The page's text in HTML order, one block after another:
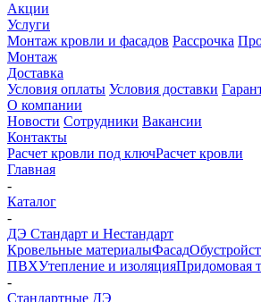
Акции
Услуги
Монтаж кровли и фасадов Рассрочка
Монтаж
Доставка
Условия оплаты Условия доставки
О компании
Новости Сотрудники Вакансии
Контакты
Расчет кровли под ключРасчет кровли
Главная
-
Каталог
-
ДЭ Стандарт и Нестандарт
Кровельные материалыФасад
ПВХУтепление и изоляцияПридомовая
-
Стандартные ДЭ